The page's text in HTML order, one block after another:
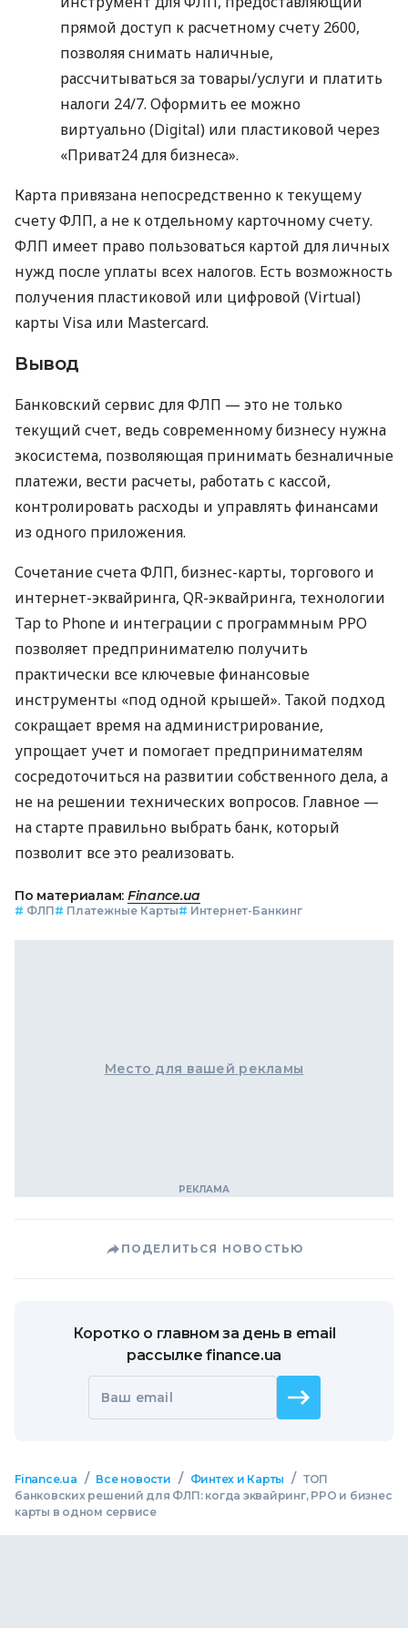
прямой доступ к расчетному счету 2600,
позволяя снимать наличные,
рассчитываться за товары/услуги и платить
налоги 24/7. Оформить ее можно
виртуально (Digital) или пластиковой через
«Приват24 для бизнеса».
Карта привязана непосредственно к текущему
счету ФЛП, а не к отдельному карточному счету.
ФЛП имеет право пользоваться картой для личных
нужд после уплаты всех налогов. Есть возможность
получения пластиковой или цифровой (Virtual)
карты Visa или Mastercard.
Вывод
Банковский сервис для ФЛП — это не только
текущий счет, ведь современному бизнесу нужна
экосистема, позволяющая принимать безналичные
платежи, вести расчеты, работать с кассой,
контролировать расходы и управлять финансами
из одного приложения.
Сочетание счета ФЛП, бизнес-карты, торгового и
интернет-эквайринга, QR-эквайринга, технологии
Tap to Phone и интеграции с программным РРО
позволяет предпринимателю получить
практически все ключевые финансовые
инструменты «под одной крышей». Такой подход
сокращает время на администрирование,
упрощает учет и помогает предпринимателям
сосредоточиться на развитии собственного дела, а
не на решении технических вопросов. Главное —
на старте правильно выбрать банк, который
позволит все это реализовать.
По материалам: Finance.ua
# ФЛП# Платежные Карты# Интернет-Банкинг
Место для вашей рекламы
ПОДЕЛИТЬСЯ НОВОСТЬЮ
Коротко о главном за день в email
рассылке finance.ua
Ваш email
Finance.ua / Все новости / Финтех и Карты / ТОП
банковских решений для ФЛП: когда эквайринг, РРО и бизнес
карты в одном сервисе